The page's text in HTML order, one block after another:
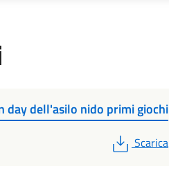
day dell'asilo nido primi giochi
PDF
Scarica